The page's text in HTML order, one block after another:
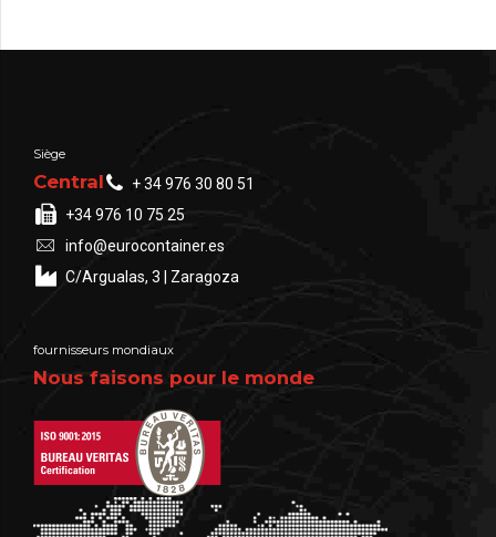
Siège
Central
+ 34 976 30 80 51
+34 976 10 75 25
info@eurocontainer.es
C/Argualas, 3 | Zaragoza
fournisseurs mondiaux
Nous faisons pour le monde